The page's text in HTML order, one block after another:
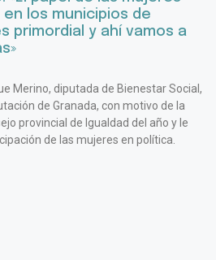
los municipios de
primordial y ahí vamos a
Merino, diputada de Bienestar Social,
de Granada, con motivo de la
provincial de Igualdad del año y le
de las mujeres en política.